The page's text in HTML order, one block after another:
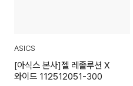
ASICS
[아식스 본사]젤 레졸루션 X
와이드 112512051-300